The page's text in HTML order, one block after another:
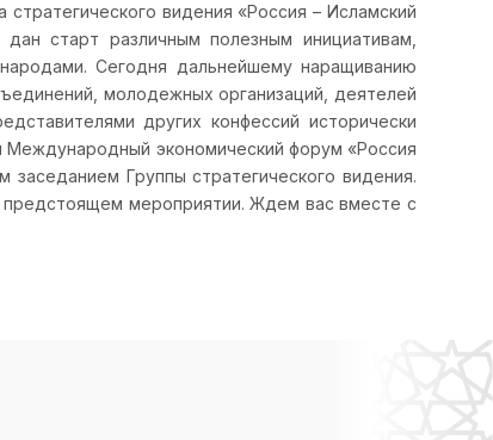
видения «Россия – Исламский
старт различным полезным инициативам,
Сегодня дальнейшему наращиванию
молодежных организаций, деятелей
других конфессий исторически
Международный экономический форум «Россия
Группы стратегического видения.
мероприятии. Ждем вас вместе с